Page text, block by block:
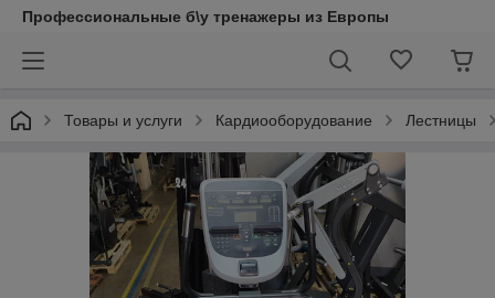
Профессиональные б\у тренажеры из Европы
Товары и услуги Кардиооборудование Лестницы